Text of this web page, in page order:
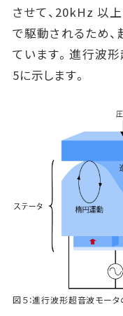
させて、20kHz 以
で駆動されるため
ています。進行波
5に示します。
図５：進行波形超音波モー